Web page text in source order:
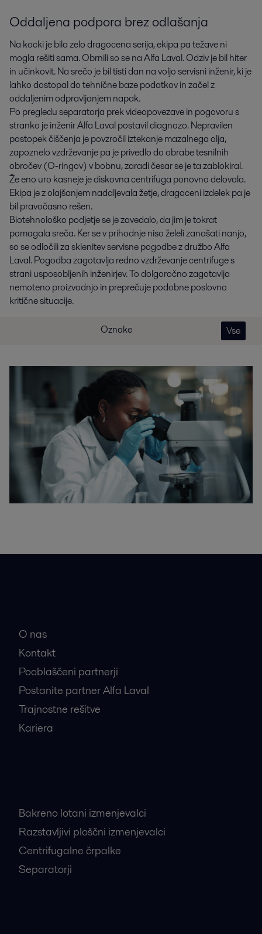
Oddaljena podpora brez odlašanja
Na kocki je bila zelo dragocena serija, ekipa pa težave ni
mogla rešiti sama. Obrnili so se na Alfa Laval. Odziv je bil hiter
in učinkovit. Na srečo je bil tisti dan na voljo servisni inženir, ki je
lahko dostopal do tehnične baze podatkov in začel z
oddaljenim odpravljanjem napak.
Po pregledu separatorja prek videopovezave in pogovoru s
stranko je inženir Alfa Laval postavil diagnozo. Nepravilen
postopek čiščenja je povzročil iztekanje mazalnega olja,
zapoznelo vzdrževanje pa je privedlo do obrabe tesnilnih
obročev (O-ringov) v bobnu, zaradi česar se je ta zablokiral.
Že eno uro kasneje je diskovna centrifuga ponovno delovala.
Ekipa je z olajšanjem nadaljevala žetje, dragoceni izdelek pa je
bil pravočasno rešen.
Biotehnološko podjetje se je zavedalo, da jim je tokrat
pomagala sreča. Ker se v prihodnje niso želeli zanašati nanjo,
so se odločili za sklenitev servisne pogodbe z družbo Alfa
Laval. Pogodba zagotavlja redno vzdrževanje centrifuge s
strani usposobljenih inženirjev. To dolgoročno zagotavlja
nemoteno proizvodnjo in preprečuje podobne poslovno
kritične situacije.
Oznake Vse
O nas
Kontakt
Pooblaščeni partnerji
Postanite partner Alfa Laval
Trajnostne rešitve
Kariera
Bakreno lotani izmenjevalci
Razstavljivi ploščni izmenjevalci
Centrifugalne črpalke
Separatorji